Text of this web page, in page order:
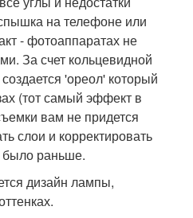
на телефоне или
- фотоаппаратах не
За счет кольцевидной
'ореол' который
(тот самый эффект в
вам не придется
слои и корректировать
было раньше.
дизайн лампы,